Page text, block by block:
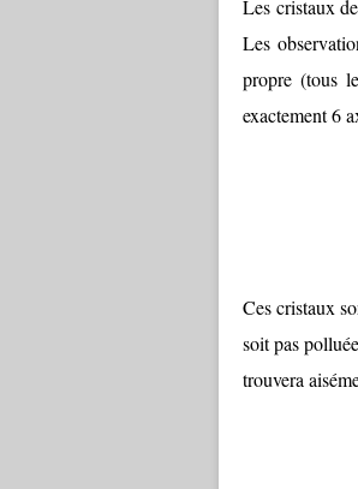
Les cristaux
Les
propre (tous
exactement 6
Ces cristaux
soit pas
trouvera